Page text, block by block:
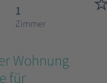
1
Zimmer
Wohnung
für